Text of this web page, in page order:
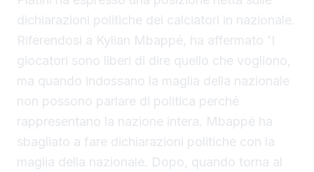
dichiarazioni politiche dei calciatori in nazionale.
Riferendosi a Kylian Mbappé, ha affermato 'I
giocatori sono liberi di dire quello che vogliono,
ma quando indossano la maglia della nazionale
non possono parlare di politica perché
rappresentano la nazione intera. Mbappé ha
sbagliato a fare dichiarazioni politiche con la
maglia della nazionale. Dopo, quando torna al